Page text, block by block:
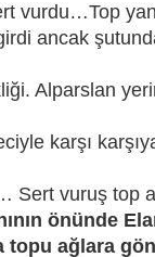
vurdu…Top
ancak
Alparslan
karşı
Sert vuruş top
önünde
topu ağlara